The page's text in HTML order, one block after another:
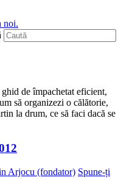
noi.
de împachetat eficient,
să organizezi o călătorie,
la drum, ce să faci dacă se
Arjocu (fondator) Spune-ți